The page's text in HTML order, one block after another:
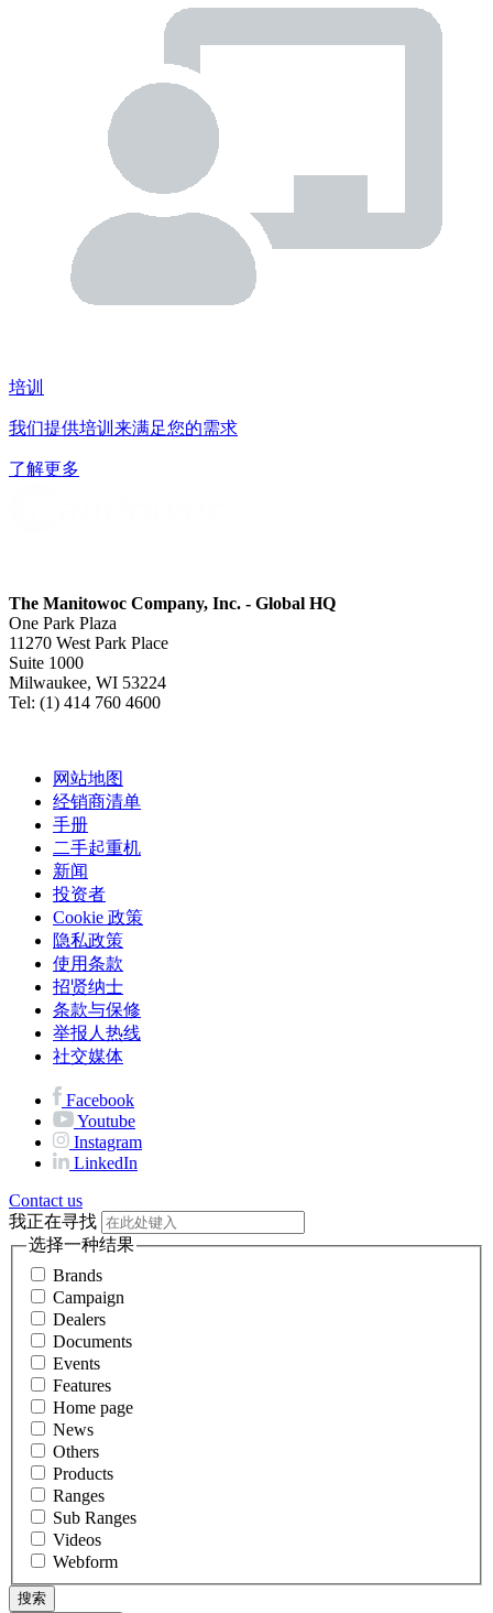
培训
我们提供培训来满足您的需求
了解更多
The Manitowoc Company, Inc. - Global HQ
One Park Plaza
11270 West Park Place
Suite 1000
Milwaukee, WI 53224
Tel: (1) 414 760 4600
网站地图
经销商清单
手册
二手起重机
新闻
投资者
Cookie 政策
隐私政策
使用条款
招贤纳士
条款与保修
举报人热线
社交媒体
Facebook
Youtube
Instagram
LinkedIn
Contact us
我正在寻找
选择一种结果
Brands
Campaign
Dealers
Documents
Events
Features
Home page
News
Others
Products
Ranges
Sub Ranges
Videos
Webform